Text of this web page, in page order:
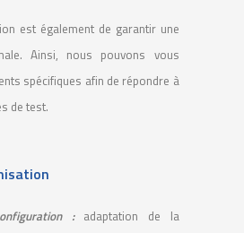
est également de garantir une
Ainsi, nous pouvons vous
spécifiques afin de répondre à
de test.
:adaptation de la